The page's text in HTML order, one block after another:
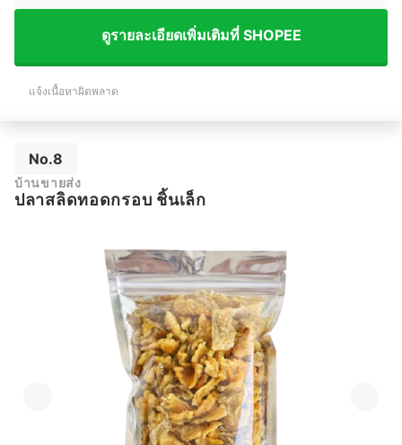
ดูรายละเอียดเพิ่มเติมที่ SHOPEE
แจ้งเนื้อหาผิดพลาด
No.8
บ้านขายส่ง
ปลาสลิดทอดกรอบ ชิ้นเล็ก